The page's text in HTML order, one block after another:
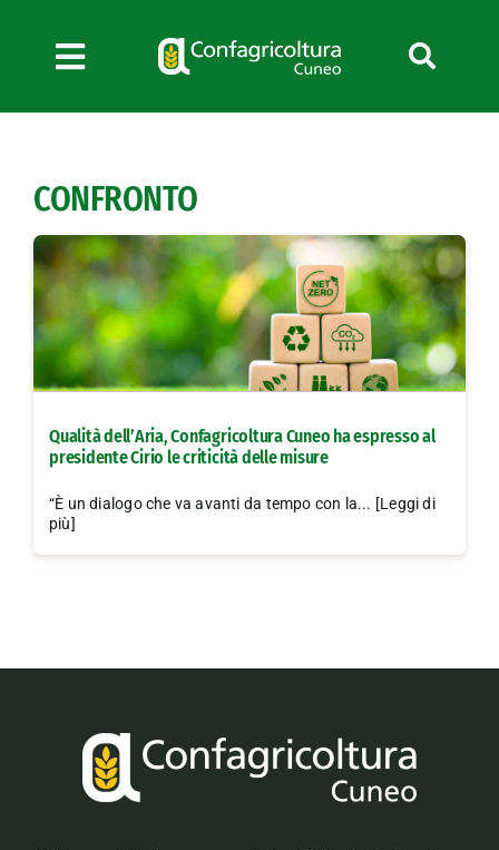
contenuto
Toggle
Navigation
News
Bandi
Formazione
Convenzioni
L’Agricoltore cuneese
Lavora con noi
CONFRONTO
Qualità dell’Aria, Confagricoltura Cuneo ha espresso al
presidente Cirio le criticità delle misure
“È un dialogo che va avanti da tempo con la... [Leggi di
più]